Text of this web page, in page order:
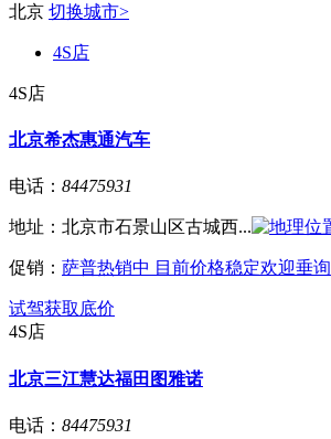
北京 切换城市>
4S店
4S店
北京希杰惠通汽车
电话： 84475931
地址： 北京市石景山区古城西...
促销： 萨普热销中 目前价格稳定欢迎垂询
试驾获取底价
4S店
北京三江慧达福田图雅诺
电话： 84475931